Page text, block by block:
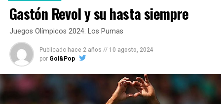
“El – José Torres –
Gastón Revol y su hasta siempre
Juegos Olímpicos 2024: Los Pumas
Publicado hace 2 años // 10 agosto, 2024
por Gol&Pop